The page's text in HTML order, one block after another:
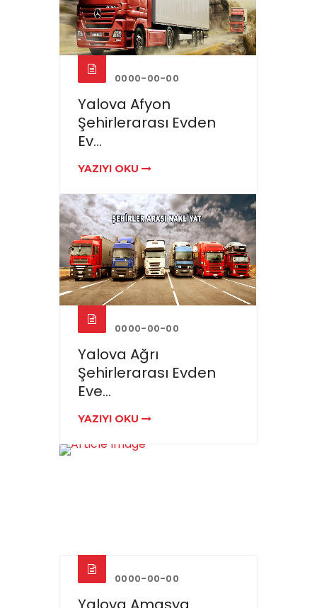
0000-00-00
Yalova Afyon
Şehirlerarası Evden
Ev...
YAZIYI OKU
0000-00-00
Yalova Ağrı
Şehirlerarası Evden
Eve...
YAZIYI OKU
0000-00-00